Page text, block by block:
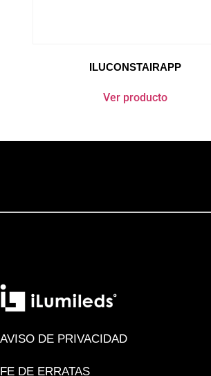
ILUCONSTAIRAPP
Ver producto
AVISO DE PRIVACIDAD
FE DE ERRATAS